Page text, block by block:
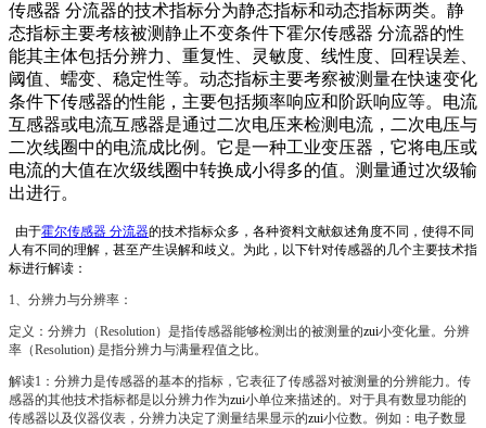
传感器 分流器的技术指标分为静态指标和动态指标两类。静
态指标主要考核被测静止不变条件下霍尔传感器 分流器的性
能其主体包括分辨力、重复性、灵敏度、线性度、回程误差、
阈值、蠕变、稳定性等。 动态指标主要考察被测量在快速变化
条件下传感器的性能，主要包括频率响应和阶跃响应等。电流
互感器或电流互感器是通过二次电压来检测电流，二次电压与
二次线圈中的电流成比例。它是一种工业变压器，它将电压或
电流的大值在次级线圈中转换成小得多的值。测量通过次级输
出进行。
由于霍尔传感器 分流器的技术指标众多，各种资料文献叙述角度不同，使得不同
人有不同的理解，甚至产生误解和歧义。为此，以下针对传感器的几个主要技术指
标进行解读：
1、分辨力与分辨率：
定义：分辨力（Resolution）是指传感器能够检测出的被测量的zui小变化量。分辨
率（Resolution) 是指分辨力与满量程值之比。
解读1：分辨力是传感器的基本的指标，它表征了传感器对被测量的分辨能力。传
感器的其他技术指标都是以分辨力作为zui小单位来描述的。 对于具有数显功能的
传感器以及仪器仪表，分辨力决定了测量结果显示的zui小位数。例如：电子数显